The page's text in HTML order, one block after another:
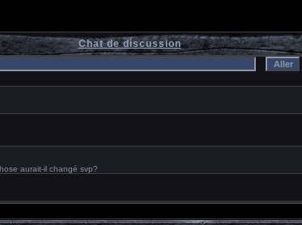
Chat de discussion